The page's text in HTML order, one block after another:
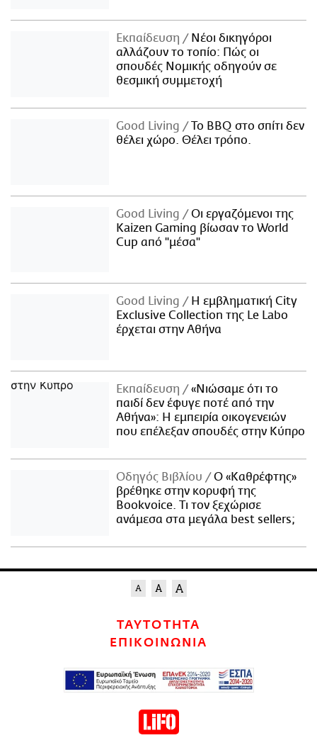
Εκπαίδευση
Νέοι δικηγόροι
αλλάζουν το τοπίο: Πώς οι
σπουδές Νομικής οδηγούν σε
θεσμική συμμετοχή
Good Living
Το BBQ στο σπίτι δεν
θέλει χώρο. Θέλει τρόπο.
Good Living
Οι εργαζόμενοι της
Kaizen Gaming βίωσαν το World
Cup από "μέσα"
Good Living
Η εμβληματική City
Exclusive Collection της Le Labo
έρχεται στην Αθήνα
Εκπαίδευση
«Νιώσαμε ότι το
παιδί δεν έφυγε ποτέ από την
Αθήνα»: Η εμπειρία οικογενειών
που επέλεξαν σπουδές στην Κύπρο
Οδηγός Βιβλίου
Ο «Καθρέφτης»
βρέθηκε στην κορυφή της
Bookvoice. Τι τον ξεχώρισε
ανάμεσα στα μεγάλα best sellers;
ΤΑΥΤΟΤΗΤΑ
ΕΠΙΚΟΙΝΩΝΙΑ